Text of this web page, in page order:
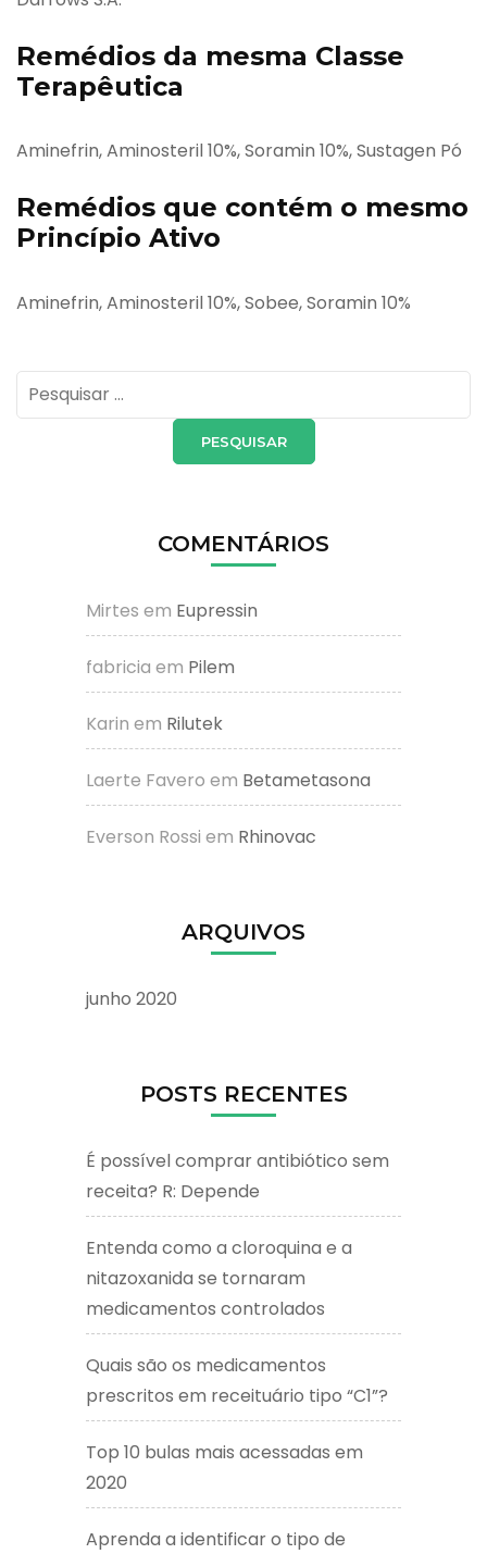
Remédios da mesma Classe
Terapêutica
Aminefrin, Aminosteril 10%, Soramin 10%, Sustagen Pó
Remédios que contém o mesmo
Princípio Ativo
Aminefrin, Aminosteril 10%, Sobee, Soramin 10%
Pesquisar
por:
COMENTÁRIOS
Mirtes em Eupressin
fabricia em Pilem
Karin em Rilutek
Laerte Favero em Betametasona
Everson Rossi em Rhinovac
ARQUIVOS
junho 2020
POSTS RECENTES
É possível comprar antibiótico sem
receita? R: Depende
Entenda como a cloroquina e a
nitazoxanida se tornaram
medicamentos controlados
Quais são os medicamentos
prescritos em receituário tipo “C1”?
Top 10 bulas mais acessadas em
2020
Aprenda a identificar o tipo de